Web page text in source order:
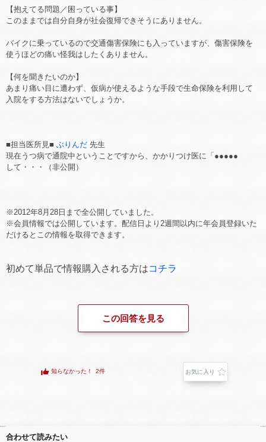
【抱えてる問題／困っている事】
このままでは自分自身が社会復帰できそうにありません。
バイクに乗っているので交通傷害保険にも入っていますが、傷害保険を
使うほどの痛い怪我はしたくありません。
【何を聞きたいのか】
あまり痛い目に遭わず、仮病が使えるような手段で生命保険を利用して
入院をする方法はないでしょうか。
■担当医所見■ ぶりんだ 先生
現在うつ病で通院中ということですから、かかりつけ医に「●●●●●
して・・・（非公開）
※2012年8月28日まで全公開していました。
※会員情報では公開しています。配信日より2週間以内に年会員登録いた
だけるとこの情報を取得できます。
初めて単品で情報購入される方はコチラ
この回答を見る
知らなかった！ 2件 お気に入り
合わせて読みたい